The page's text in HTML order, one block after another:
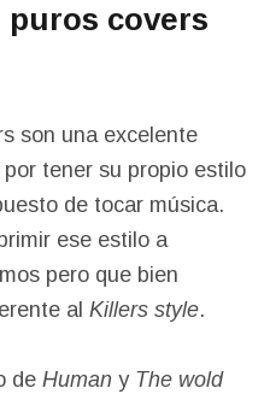
covers
son una excelente
tener su propio estilo
de tocar música.
ese estilo a
pero que bien
al Killers style.
de Human y The wold